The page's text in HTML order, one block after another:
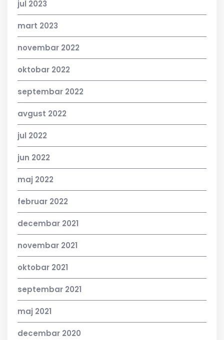
jul 2023
mart 2023
novembar 2022
oktobar 2022
septembar 2022
avgust 2022
jul 2022
jun 2022
maj 2022
februar 2022
decembar 2021
novembar 2021
oktobar 2021
septembar 2021
maj 2021
decembar 2020